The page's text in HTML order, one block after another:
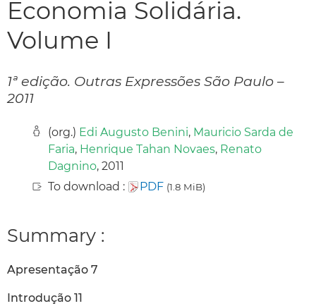
Economia Solidária.
Volume I
1ª edição. Outras Expressões São Paulo –
2011
(org.) Edi Augusto Benini, Mauricio Sarda de
Faria, Henrique Tahan Novaes, Renato
Dagnino, 2011
To download :
PDF (1.8 MiB)
Summary :
Apresentação 7
Introdução 11